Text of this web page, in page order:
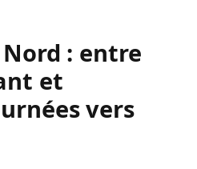
: entre
et
vers